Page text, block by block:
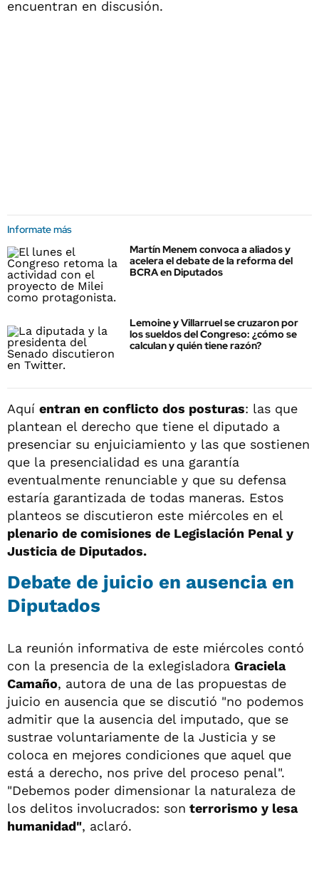
encuentran en discusión.
Informate más
Martín Menem convoca a aliados y
acelera el debate de la reforma del
BCRA en Diputados
Lemoine y Villarruel se cruzaron por
los sueldos del Congreso: ¿cómo se
calculan y quién tiene razón?
Aquí entran en conflicto dos posturas: las que
plantean el derecho que tiene el diputado a
presenciar su enjuiciamiento y las que sostienen
que la presencialidad es una garantía
eventualmente renunciable y que su defensa
estaría garantizada de todas maneras. Estos
planteos se discutieron este miércoles en el
plenario de comisiones de Legislación Penal y
Justicia de Diputados.
Debate de juicio en ausencia en
Diputados
La reunión informativa de este miércoles contó
con la presencia de la exlegisladora Graciela
Camaño, autora de una de las propuestas de
juicio en ausencia que se discutió "no podemos
admitir que la ausencia del imputado, que se
sustrae voluntariamente de la Justicia y se
coloca en mejores condiciones que aquel que
está a derecho, nos prive del proceso penal".
"Debemos poder dimensionar la naturaleza de
los delitos involucrados: son terrorismo y lesa
humanidad", aclaró.